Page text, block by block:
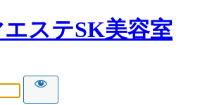
ステSK美容室